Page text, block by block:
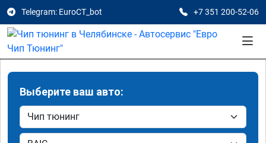
Telegram: EuroCT_bot +7 351 200-52-06
Выберите ваш авто: